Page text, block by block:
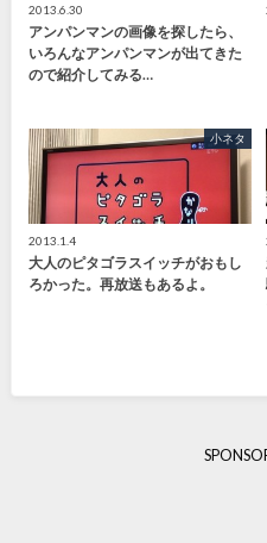
2013.6.30
アンパンマンの画像を探したら、
いろんなアンパンマンが出てきた
ので紹介してみる…
小ネタ
2013.1.4
大人のピタゴラスイッチがおもし
ろかった。再放送もあるよ。